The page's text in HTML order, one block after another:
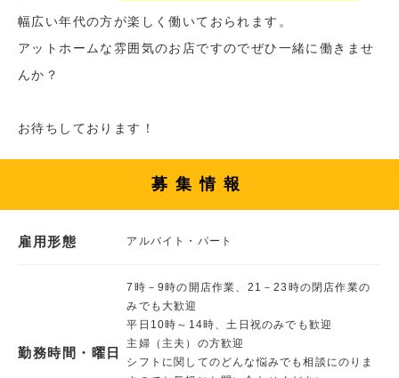
幅広い年代の方が楽しく働いておられます。
アットホームな雰囲気のお店ですのでぜひ一緒に働きませ
んか？
お待ちしております！
募集情報
雇用形態 アルバイト・パート
勤務時間・曜日
7時－9時の開店作業、21－23時の閉店作業の
みでも大歓迎
平日10時～14時、土日祝のみでも歓迎
主婦（主夫）の方歓迎
シフトに関してのどんな悩みでも相談にのりま